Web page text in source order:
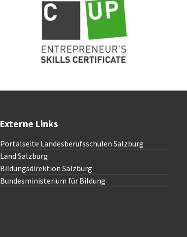
Externe Links
Portalseite Landesberufsschulen Salzburg
Land Salzburg
Bildungsdirektion Salzburg
Bundesministerium für Bildung